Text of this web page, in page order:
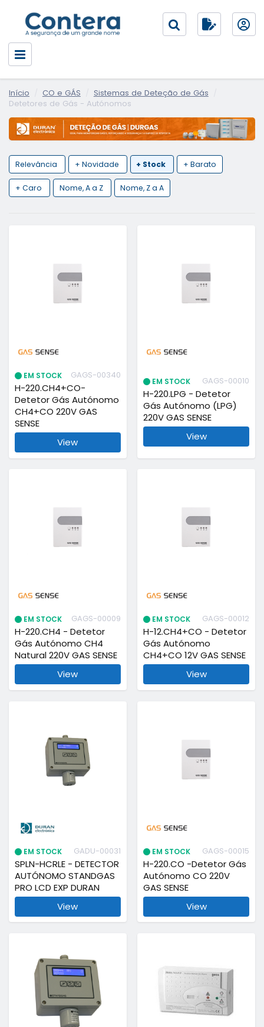
Início CO e GÁS
Sistemas de Deteção de Gás
Detetores de Gás - Autónomos
Relevância + Novidade + Stock + Barato
+ Caro Nome, A a Z Nome, Z a A
EM STOCK GAGS-00340
H-220.CH4+CO-
Detetor Gás Autónomo
CH4+CO 220V GAS
SENSE
View
EM STOCK GAGS-00010
H-220.LPG - Detetor
Gás Autónomo (LPG)
220V GAS SENSE
View
EM STOCK GAGS-00009
H-220.CH4 - Detetor
Gás Autónomo CH4
Natural 220V GAS SENSE
View
EM STOCK GAGS-00012
H-12.CH4+CO - Detetor
Gás Autónomo
CH4+CO 12V GAS SENSE
View
EM STOCK GADU-00031
SPLN-HCRLE - DETECTOR
AUTÓNOMO STANDGAS
PRO LCD EXP DURAN
View
EM STOCK GAGS-00015
H-220.CO -Detetor Gás
Autónomo CO 220V
GAS SENSE
View